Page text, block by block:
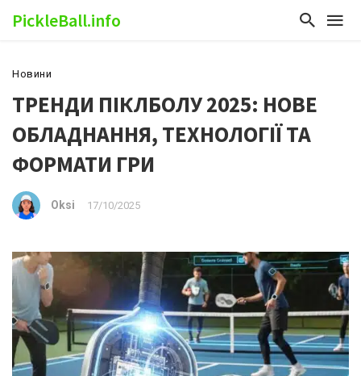
PickleBall.info
Новини
ТРЕНДИ ПІКЛБОЛУ 2025: НОВЕ
ОБЛАДНАННЯ, ТЕХНОЛОГІЇ ТА
ФОРМАТИ ГРИ
Oksi 17/10/2025